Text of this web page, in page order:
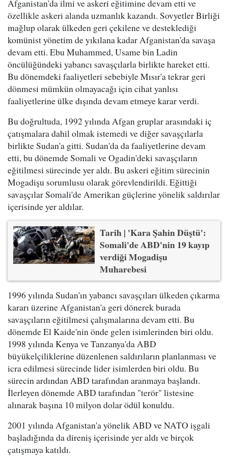
Afganistan'da ilmi ve askeri eğitimine devam etti ve
özellikle askeri alanda uzmanlık kazandı. Sovyetler Birliği
mağlup olarak ülkeden geri çekilene ve desteklediği
komünist yönetim de yıkılana kadar Afganistan'da savaşa
devam etti. Ebu Muhammed, Usame bin Ladin
öncülüğündeki yabancı savaşçılarla birlikte hareket etti.
Bu dönemdeki faaliyetleri sebebiyle Mısır'a tekrar geri
dönmesi mümkün olmayacağı için cihat yanlısı
faaliyetlerine ülke dışında devam etmeye karar verdi.
Bu doğrultuda, 1992 yılında Afgan gruplar arasındaki iç
çatışmalara dahil olmak istemedi ve diğer savaşçılarla
birlikte Sudan'a gitti. Sudan'da da faaliyetlerine devam
etti, bu dönemde Somali ve Ogadin'deki savaşçıların
eğitilmesi sürecinde yer aldı. Bu askeri eğitim sürecinin
Mogadişu sorumlusu olarak görevlendirildi. Eğittiği
savaşçılar Somali'de Amerikan güçlerine yönelik saldırılar
içerisinde yer aldılar.
Tarih | 'Kara Şahin Düştü':
Somali'de ABD'nin 19 kayıp
verdiği Mogadişu
Muharebesi
1996 yılında Sudan'ın yabancı savaşçıları ülkeden çıkarma
kararı üzerine Afganistan'a geri dönerek burada
savaşçıların eğitilmesi çalışmalarına devam etti. Bu
dönemde El Kaide'nin önde gelen isimlerinden biri oldu.
1998 yılında Kenya ve Tanzanya'da ABD
büyükelçiliklerine düzenlenen saldırıların planlanması ve
icra edilmesi sürecinde lider isimlerden biri oldu. Bu
sürecin ardından ABD tarafından aranmaya başlandı.
İlerleyen dönemde ABD tarafından "terör" listesine
alınarak başına 10 milyon dolar ödül konuldu.
2001 yılında Afganistan'a yönelik ABD ve NATO işgali
başladığında da direniş içerisinde yer aldı ve birçok
çatışmaya katıldı.